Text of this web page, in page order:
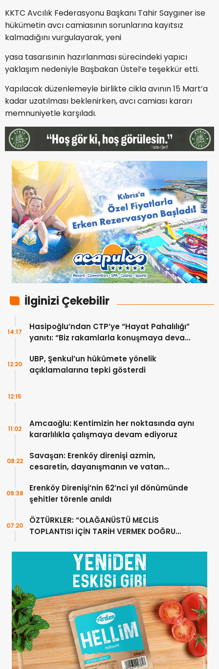
KKTC Avcılık Federasyonu Başkanı Tahir Saygıner ise
hükümetin avcı camiasının sorunlarına kayıtsız
kalmadığını vurgulayarak, yeni
yasa tasarısının hazırlanması sürecindeki yapıcı
yaklaşım nedeniyle Başbakan Üstel’e teşekkür etti.
Yapılacak düzenlemeyle birlikte cikla avının 15 Mart’a
kadar uzatılması beklenirken, avcı camiası kararı
memnuniyetle karşıladı.
İlginizi Çekebilir
Hasipoğlu’ndan CTP’ye “Hayat Pahalılığı”
yanıtı: “Biz rakamlarla konuşmaya devam
14:17
UBP, Şenkul’un hükümete yönelik
açıklamalarına tepki gösterdi
12:20
12:15
Amcaoğlu: Kentimizin her noktasında aynı
kararlılıkla çalışmaya devam ediyoruz
11:02
Savaşan: Erenköy direnişi azmin,
cesaretin, dayanışmanın ve vatan
08:22
Erenköy Direnişi’nin 62’nci yıl dönümünde
şehitler törenle anıldı
09:38
ÖZTÜRKLER: “OLAĞANÜSTÜ MECLİS
TOPLANTISI İÇİN TARİH VERMEK DOĞRU
07:20